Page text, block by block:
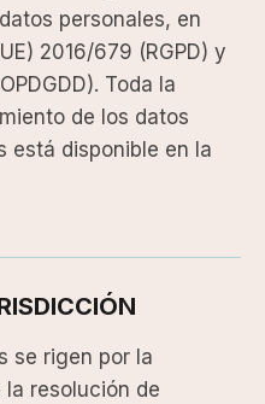
personales, en
2016/679 (RGPD) y
Toda la
de los datos
está disponible en la
se rigen por la
la resolución de